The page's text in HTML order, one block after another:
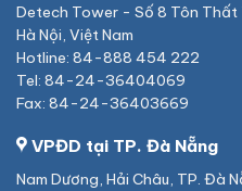
Detech Tower - Số 8 Tôn Thất
Hà Nội, Việt Nam
Hotline: 84-888 454 222
Tel: 84-24-36404069
Fax: 84-24-36403669
VPĐD tại TP. Đà Nẵng
Nam Dương, Hải Châu, TP. Đà